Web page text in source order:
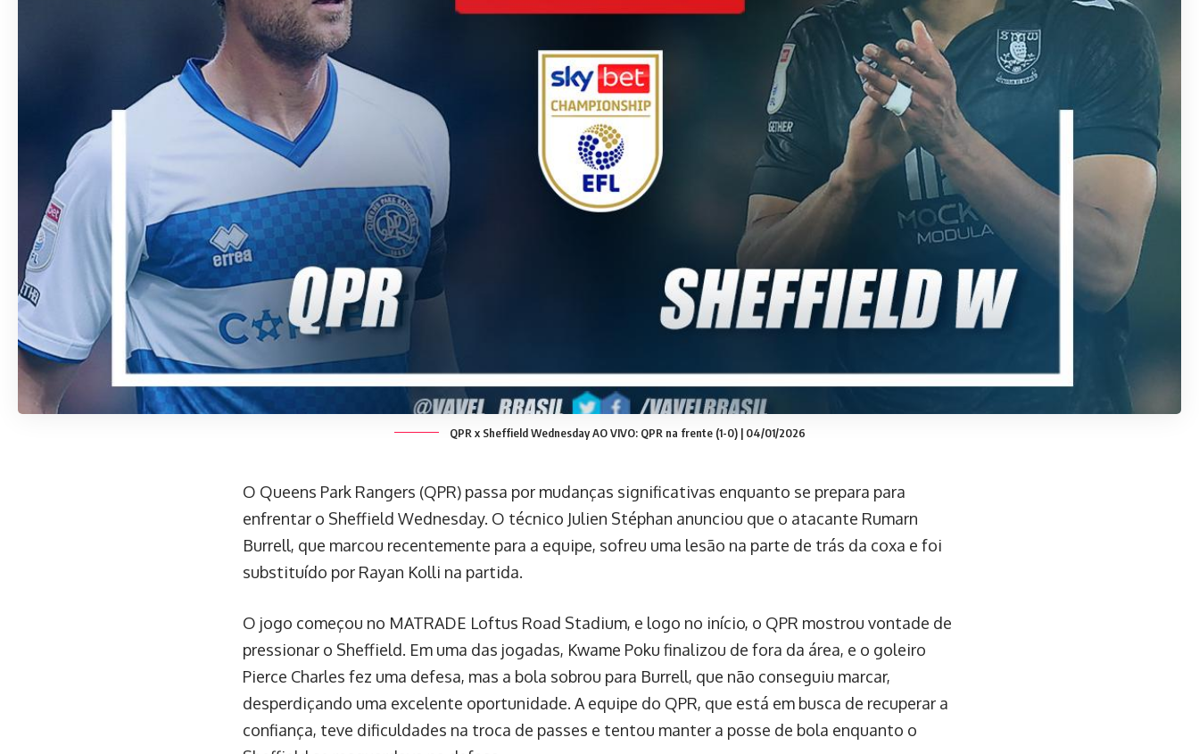
QPR x Sheffield Wednesday AO VIVO: QPR na frente (1-0) | 04/01/2026
O Queens Park Rangers (QPR) passa por mudanças significativas enquanto se prepara para
enfrentar o Sheffield Wednesday. O técnico Julien Stéphan anunciou que o atacante Rumarn
Burrell, que marcou recentemente para a equipe, sofreu uma lesão na parte de trás da coxa e foi
substituído por Rayan Kolli na partida.
O jogo começou no MATRADE Loftus Road Stadium, e logo no início, o QPR mostrou vontade de
pressionar o Sheffield. Em uma das jogadas, Kwame Poku finalizou de fora da área, e o goleiro
Pierce Charles fez uma defesa, mas a bola sobrou para Burrell, que não conseguiu marcar,
desperdiçando uma excelente oportunidade. A equipe do QPR, que está em busca de recuperar a
confiança, teve dificuldades na troca de passes e tentou manter a posse de bola enquanto o